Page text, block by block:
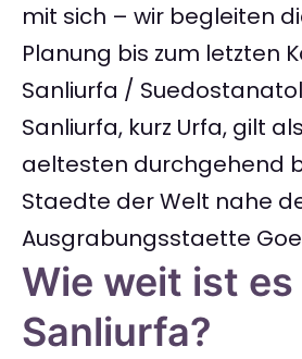
mit sich – wir begleiten
Planung bis zum letzten
Sanliurfa /
Sanliurfa, kurz Urfa, gilt
aeltesten durchgehend
Staedte der Welt nahe
Ausgrabungsstaette
Wie weit ist
Sanliurfa?